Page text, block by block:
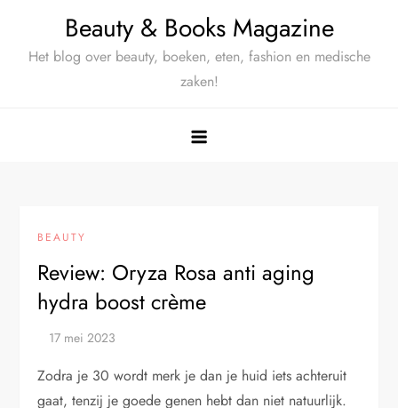
Beauty & Books Magazine
Het blog over beauty, boeken, eten, fashion en medische
zaken!
BEAUTY
Review: Oryza Rosa anti aging
hydra boost crème
Zodra je 30 wordt merk je dan je huid iets achteruit
gaat, tenzij je goede genen hebt dan niet natuurlijk.